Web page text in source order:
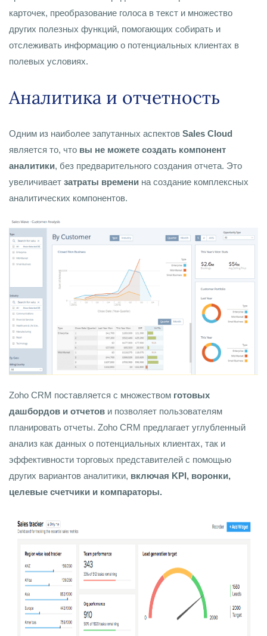
карточек, преобразование голоса в текст и множество
других полезных функций, помогающих собирать и
отслеживать информацию о потенциальных клиентах в
полевых условиях.
Аналитика и отчетность
Одним из наиболее запутанных аспектов Sales Cloud
является то, что вы не можете создать компонент
аналитики, без предварительного создания отчета. Это
увеличивает затраты времени на создание комплексных
аналитических компонентов.
Zoho CRM поставляется с множеством готовых
дашбордов и отчетов и позволяет пользователям
планировать отчеты. Zoho CRM предлагает углубленный
анализ как данных о потенциальных клиентах, так и
эффективности торговых представителей с помощью
других вариантов аналитики, включая KPI, воронки,
целевые счетчики и компараторы.